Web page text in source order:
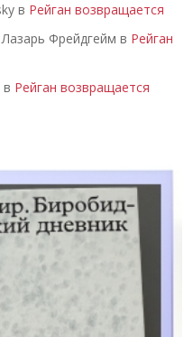
в Рейган возвращается
Лазарь Фрейдгейм в Рейган
в Рейган возвращается